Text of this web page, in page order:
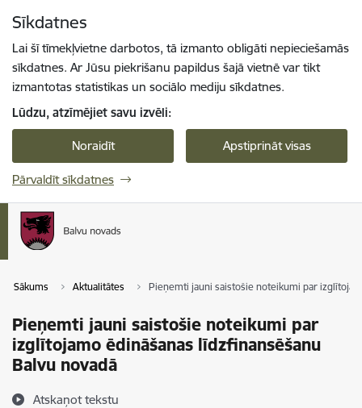
Sīkdatnes
Lai šī tīmekļvietne darbotos, tā izmanto obligāti nepieciešamās
sīkdatnes. Ar Jūsu piekrišanu papildus šajā vietnē var tikt
izmantotas statistikas un sociālo mediju sīkdatnes.
Lūdzu, atzīmējiet savu izvēli:
Noraidīt Apstiprināt visas
Pārvaldīt sīkdatnes
Sākums Aktualitātes Pieņemti jauni saistošie noteikumi par
Pieņemti jauni saistošie noteikumi par
izglītojamo ēdināšanas līdzfinansēšanu
Balvu novadā
Atskaņot tekstu